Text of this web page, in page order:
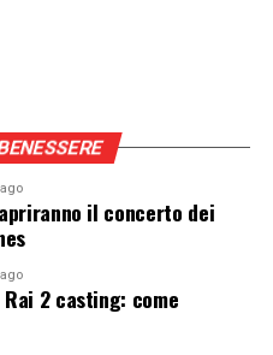
il concerto dei
Rai 2 casting: come